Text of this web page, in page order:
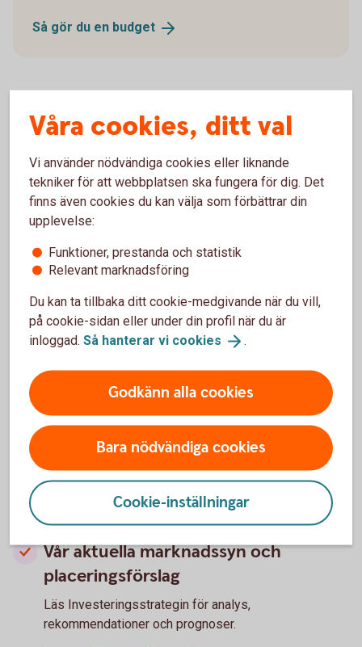
Så gör du en budget
Försäkra din ekonomi
Ekonomin kan svänga, det har vi sett de senaste
åren. Med en försäkring ökar du tryggheten för dig
och din familj.
Nödvändig och bra att ha-försäkringar
Prognos för ekonomin framöver
Hur kommer ekonomin att utvecklas
för Sverige och omvärlden?
Läs vår konjunkturrapport - Swedbank Economic
Outlook - där våra experter delar med sig av sina
Swedbank EconomicOutlook
Vår aktuella marknadssyn och
placeringsförslag
Läs Investeringsstrategin för analys,
rekommendationer och prognoser.
Våra cookies, ditt val
Vi använder nödvändiga cookies eller liknande
tekniker för att webbplatsen ska fungera för dig. Det
finns även cookies du kan välja som förbättrar din
upplevelse:
Funktioner, prestanda och statistik
Relevant marknadsföring
Du kan ta tillbaka ditt cookie-medgivande när du vill,
på cookie-sidan eller under din profil när du är
inloggad. Så hanterar vi cookies .
Godkänn alla cookies
Bara nödvändiga cookies
Cookie-inställningar